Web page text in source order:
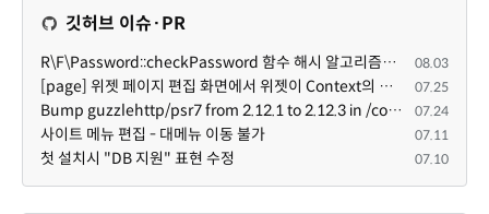
깃허브 이슈·PR
R\F\Password::checkPassword 함수 해시 알고리즘을 암시적으로 호출하는 경우 Argon2id 해시 비교 실패 08.03
[page] 위젯 페이지 편집 화면에서 위젯이 Context의 module_info를 덮어쓰면 저장이 ERR_ACT_IS_NOT_STANDALONE으로 실패 07.25
Bump guzzlehttp/psr7 from 2.12.1 to 2.12.3 in /common 07.24
사이트 메뉴 편집 - 대메뉴 이동 불가 07.11
첫 설치시 "DB 지원" 표현 수정 07.10